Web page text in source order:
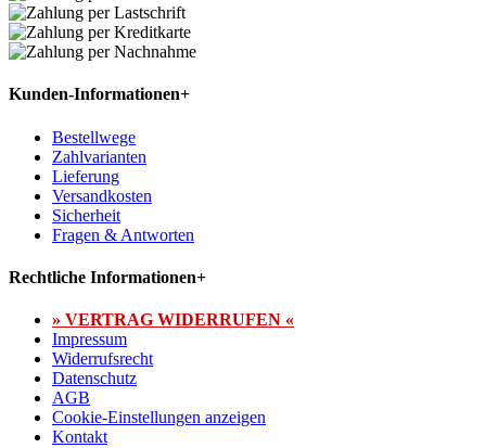
Kunden-Informationen+
Bestellwege
Zahlvarianten
Lieferung
Versandkosten
Sicherheit
Fragen & Antworten
Rechtliche Informationen+
» VERTRAG WIDERRUFEN «
Impressum
Widerrufsrecht
Datenschutz
AGB
Cookie-Einstellungen anzeigen
Kontakt